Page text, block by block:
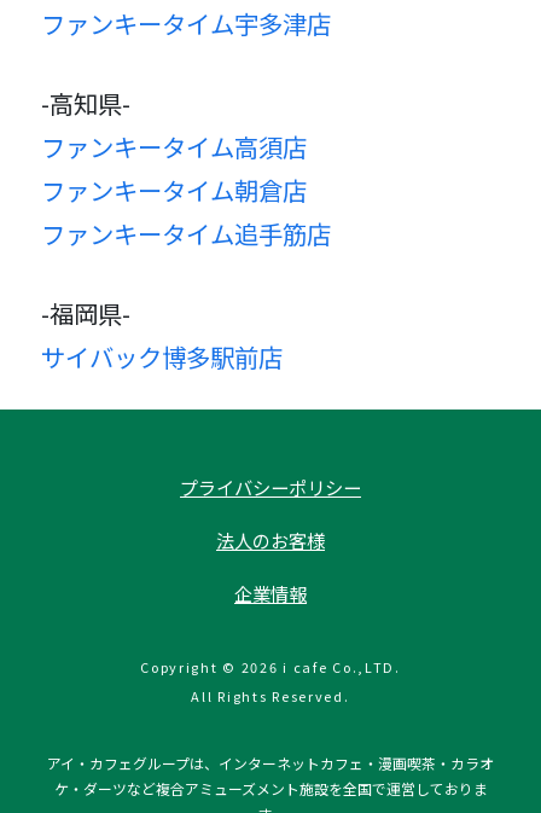
ファンキータイム宇多津店
-高知県-
ファンキータイム高須店
ファンキータイム朝倉店
ファンキータイム追手筋店
-福岡県-
サイバック博多駅前店
プライバシーポリシー
法人のお客様
企業情報
Copyright © 2026 i cafe Co.,LTD.
All Rights Reserved.
アイ・カフェグループは、インターネットカフェ・漫画喫茶・カラオ
ケ・ダーツなど複合アミューズメント施設を全国で運営しておりま